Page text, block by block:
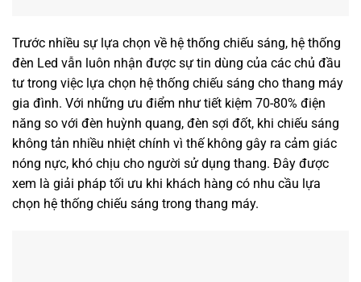
Trước nhiều sự lựa chọn về hệ thống chiếu sáng, hệ thống
đèn Led vẫn luôn nhận được sự tin dùng của các chủ đầu
tư trong việc lựa chọn hệ thống chiếu sáng cho thang máy
gia đình. Với những ưu điểm như tiết kiệm 70-80% điện
năng so với đèn huỳnh quang, đèn sợi đốt, khi chiếu sáng
không tản nhiều nhiệt chính vì thế không gây ra cảm giác
nóng nực, khó chịu cho người sử dụng thang. Đây được
xem là giải pháp tối ưu khi khách hàng có nhu cầu lựa
chọn hệ thống chiếu sáng trong thang máy.